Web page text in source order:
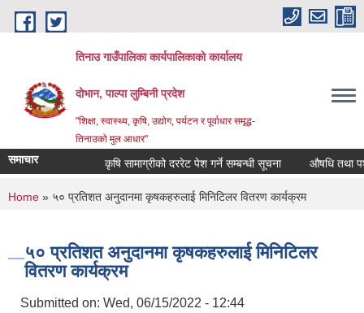
Skip to main content
तिनाउ गाउँपालिका कार्यपालिकाकाे कार्यालय
दोभान, पाल्पा लुम्बिनी प्रदेश
"शिक्षा, स्वास्थ्य, कृषि, उद्योग, पर्यटन र पूर्वाधार समृद्ध-
तिनाउको मुल आधार"
समाचार कृषि सामाग्रीको दररेट पेश गर्ने सम्बन्धी सूचना औषधि तथा
You are here
Home » ५० प्रतिशत अनुदानमा कृषकहरुलाई मिनिटिलर वितरण कार्यक्रम
५० प्रतिशत अनुदानमा कृषकहरुलाई मिनिटिलर
वितरण कार्यक्रम
Submitted on: Wed, 06/15/2022 - 12:44